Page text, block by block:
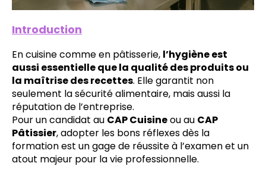
Introduction
En cuisine comme en pâtisserie, l’hygiène est
aussi essentielle que la qualité des produits ou
la maîtrise des recettes. Elle garantit non
seulement la sécurité alimentaire, mais aussi la
réputation de l’entreprise.
Pour un candidat au CAP Cuisineou au CAP
Pâtissier, adopter les bons réflexes dès la
formation est un gage de réussite à l’examen et un
atout majeur pour la vie professionnelle.